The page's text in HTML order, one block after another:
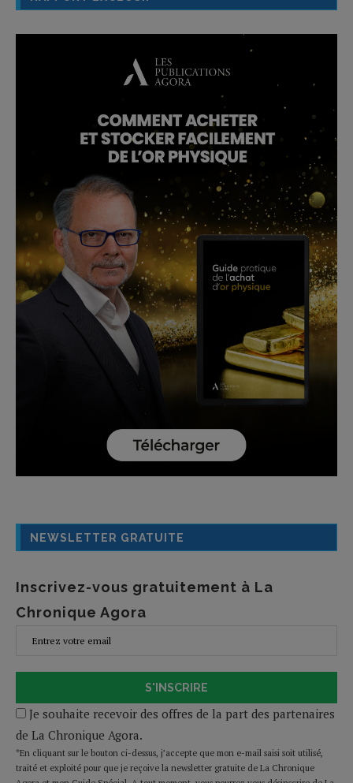
NEWSLETTER GRATUITE
Inscrivez-vous gratuitement à La
Chronique Agora
S'INSCRIRE
Je souhaite recevoir des offres de la part des partenaires
de La Chronique Agora.
*En cliquant sur le bouton ci-dessus, j’accepte que mon e-mail saisi soit utilisé,
traité et exploité pour que je reçoive la newsletter gratuite de La Chronique